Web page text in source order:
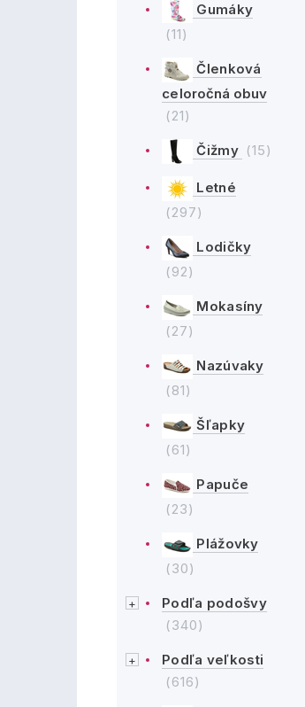
Gumáky
(11)
Členková
celoročná obuv
(21)
Čižmy (15)
Letné
(297)
Lodičky
(92)
Mokasíny
(27)
Nazúvaky
(81)
Šľapky
(61)
Papuče
(23)
Plážovky
(30)
Podľa podošvy
(340)
Podľa veľkosti
(616)